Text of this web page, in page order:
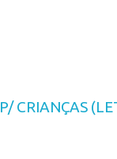
CRIANÇAS